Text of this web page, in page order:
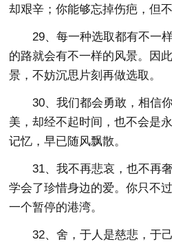
却艰辛；你能够忘掉伤疤，但
29、每一种选取都有不一
的路就会有不一样的风景。因
景，不妨沉思片刻再做选取。
30、我们都会勇敢，相信
美，却经不起时间，也不会是
记忆，早已随风飘散。
31、我不再悲哀，也不再
学会了珍惜身边的爱。你只不
一个暂停的港湾。
32、舍，于人是慈悲，于